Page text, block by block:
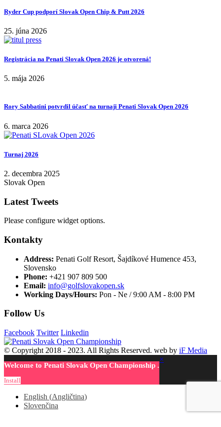
Ryder Cup podporí Slovak Open Chip & Putt 2026
25. júna 2026
Registrácia na Penati Slovak Open 2026 je otvorená!
5. mája 2026
Rory Sabbatini potvrdil účasť na turnaji Penati Slovak Open 2026
6. marca 2026
Turnaj 2026
2. decembra 2025
Slovak Open
Latest Tweets
Please configure widget options.
Kontakty
Address: Penati Golf Resort, Šajdíkové Humence 453,
Slovensko
Phone: +421 907 809 500
Email: info@golfslovakopen.sk
Working Days/Hours: Pon - Ne / 9:00 AM - 8:00 PM
Follow Us
Facebook Twitter Linkedin
© Copyright 2018 - 2023. All Rights Reserved. web by iF Media
Welcome to Penati Slovak Open Championship .
Install
×
English (Angličtina)
Slovenčina